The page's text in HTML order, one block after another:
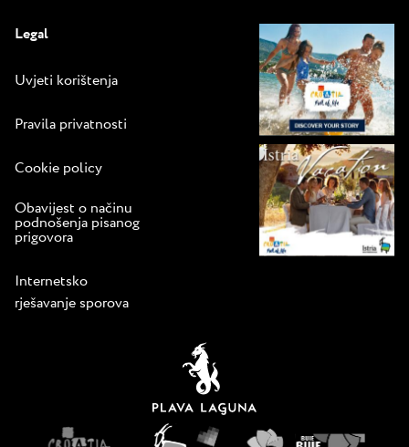
Legal
Uvjeti korištenja
Pravila privatnosti
Cookie policy
Obavijest o načinu
podnošenja pisanog
prigovora
Internetsko
rješavanje sporova